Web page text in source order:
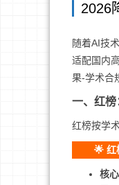
2026
随着AI技
适配国内
果-学术合
一、红榜
红榜按学
🌟
核心